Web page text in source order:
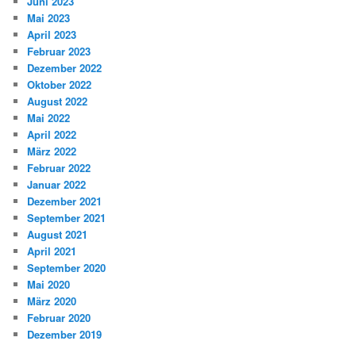
Mai 2023
April 2023
Februar 2023
Dezember 2022
Oktober 2022
August 2022
Mai 2022
April 2022
März 2022
Februar 2022
Januar 2022
Dezember 2021
September 2021
August 2021
April 2021
September 2020
Mai 2020
März 2020
Februar 2020
Dezember 2019